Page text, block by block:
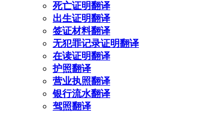
死亡证明翻译
出生证明翻译
签证材料翻译
无犯罪记录证明翻译
在读证明翻译
护照翻译
营业执照翻译
银行流水翻译
驾照翻译